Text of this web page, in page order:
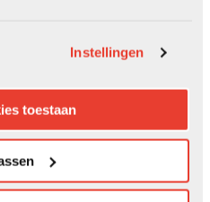
Instellingen
toestaan